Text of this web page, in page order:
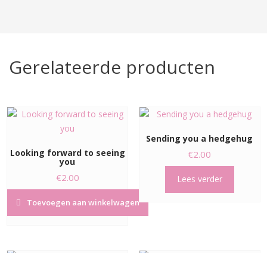
Gerelateerde producten
Looking forward to seeing
you
€2.00
Toevoegen aan winkelwagen
Sending you a hedgehug
€2.00
Lees verder